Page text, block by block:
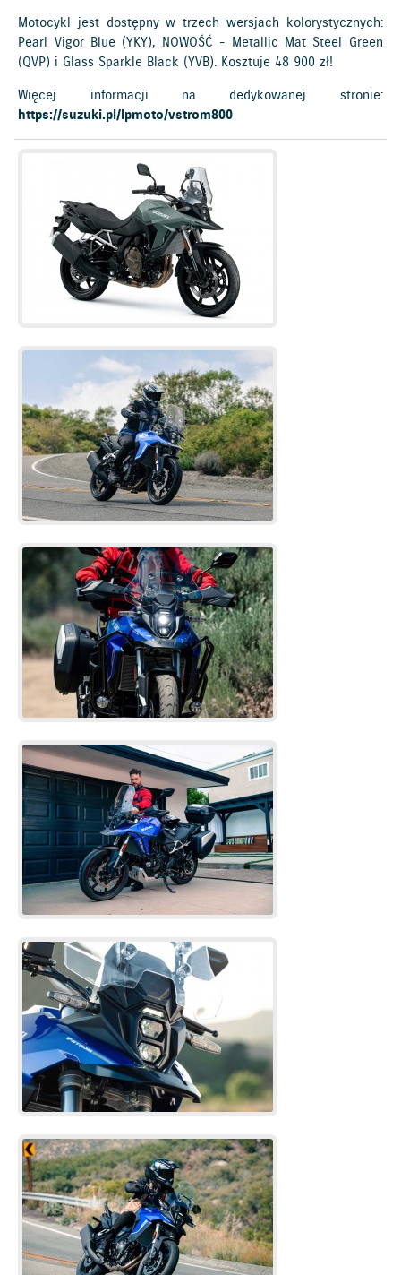
Motocykl jest dostępny w trzech wersjach kolorystycznych:
Pearl Vigor Blue (YKY), NOWOŚĆ - Metallic Mat Steel Green
(QVP) i Glass Sparkle Black (YVB). Kosztuje 48 900 zł!
Więcej informacji na dedykowanej stronie:
https://suzuki.pl/lpmoto/vstrom800